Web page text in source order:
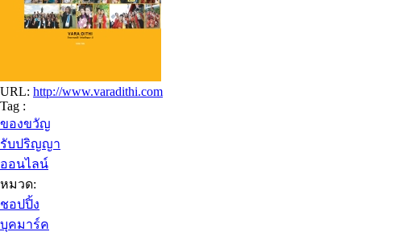
URL: http://www.varadithi.com
Tag :
ของขวัญ
รับปริญญา
ออนไลน์
หมวด:
ชอปปิ้ง
บุคมาร์ค